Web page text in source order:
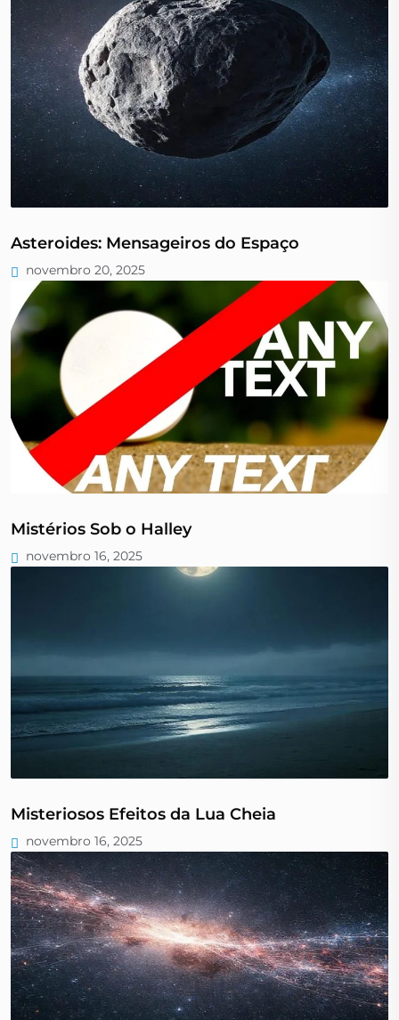
Asteroides: Mensageiros do Espaço
novembro 20, 2025
Mistérios Sob o Halley
novembro 16, 2025
Misteriosos Efeitos da Lua Cheia
novembro 16, 2025